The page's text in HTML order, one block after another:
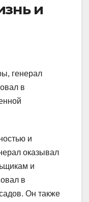
и
генерал
в
и
оказывал
и
в
Он также